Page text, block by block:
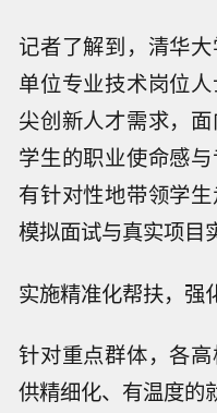
记者了解到，清华
单位专业技术岗位
尖创新人才需求，
学生的职业使命感
有针对性地带领学
模拟面试与真实项目
实施精准化帮扶，
针对重点群体，各
供精细化、有温度的